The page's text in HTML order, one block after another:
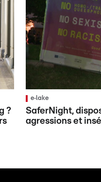
?
e‑lake
SaferNight,
agressions et